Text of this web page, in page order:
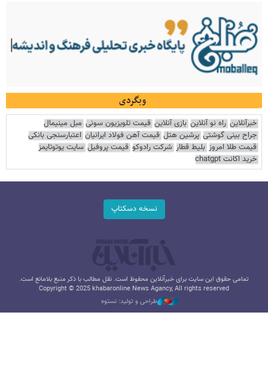
وبگردی
خبرآنلاین راه نو آنلاین بازی آنلاین قیمت تلویزیون سونی مبل مینیمال
جراح بینی گوشتی پرشین هتل قیمت آهن فولاد ایرانیان اعتبارسنجی بانکی
قیمت طلا امروز بلیط قطار شرکت رادوکو قیمت پروفیل سایت یوتوتایمز
خرید اکانت chatgpt
نسخه دسکتاپ
تمامی حقوق این سایت برای خبرآنلاین محفوظ است. نقل مطالب با ذکر منبع بلامانع است.
Copyright © 2025 khabaronline News Agancy, All rights reserved
طراحی و تولید: نستوه